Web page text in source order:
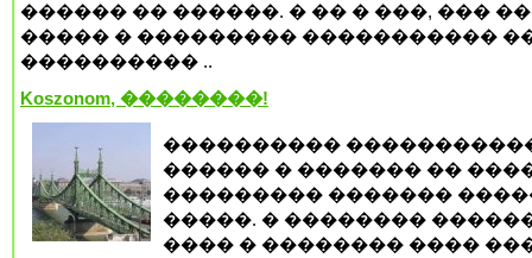
������ �� ������. � �� � ���, ���
����� � ��������� �����������
���������� ..
Koszonom, ��������!
����������
������ � ������� ��
��������� �������
�����. � ��������
���� � �������� ����